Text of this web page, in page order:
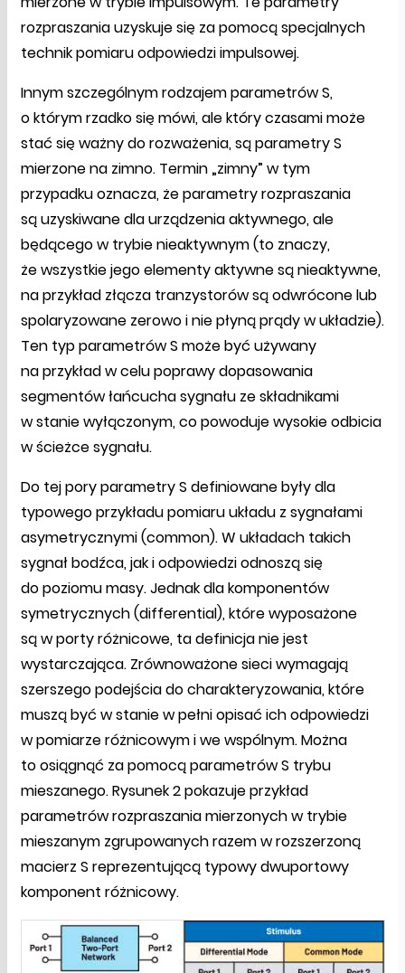
rozpraszania uzyskuje się za pomocą specjalnych
technik pomiaru odpowiedzi impulsowej.
Innym szczególnym rodzajem parametrów S,
o którym rzadko się mówi, ale który czasami może
stać się ważny do rozważenia, są parametry S
mierzone na zimno. Termin „zimny” w tym
przypadku oznacza, że parametry rozpraszania
są uzyskiwane dla urządzenia aktywnego, ale
będącego w trybie nieaktywnym (to znaczy,
że wszystkie jego elementy aktywne są nieaktywne,
na przykład złącza tranzystorów są odwrócone lub
spolaryzowane zerowo i nie płyną prądy w układzie).
Ten typ parametrów S może być używany
na przykład w celu poprawy dopasowania
segmentów łańcucha sygnału ze składnikami
w stanie wyłączonym, co powoduje wysokie odbicia
w ścieżce sygnału.
Do tej pory parametry S definiowane były dla
typowego przykładu pomiaru układu z sygnałami
asymetrycznymi (common). W układach takich
sygnał bodźca, jak i odpowiedzi odnoszą się
do poziomu masy. Jednak dla komponentów
symetrycznych (differential), które wyposażone
są w porty różnicowe, ta definicja nie jest
wystarczająca. Zrównoważone sieci wymagają
szerszego podejścia do charakteryzowania, które
muszą być w stanie w pełni opisać ich odpowiedzi
w pomiarze różnicowym i we wspólnym. Można
to osiągnąć za pomocą parametrów S trybu
mieszanego. Rysunek 2 pokazuje przykład
parametrów rozpraszania mierzonych w trybie
mieszanym zgrupowanych razem w rozszerzoną
macierz S reprezentującą typowy dwuportowy
komponent różnicowy.